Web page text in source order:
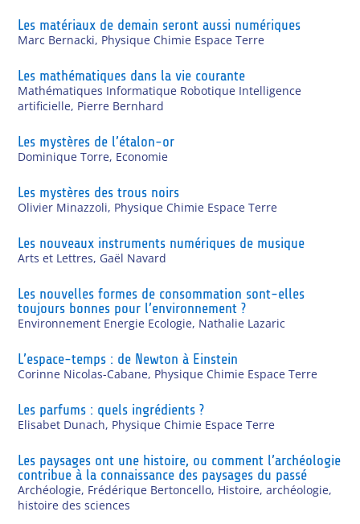
Les matériaux de demain seront aussi numériques
Marc Bernacki, Physique Chimie Espace Terre
Les mathématiques dans la vie courante
Mathématiques Informatique Robotique Intelligence
artificielle, Pierre Bernhard
Les mystères de l’étalon-or
Dominique Torre, Economie
Les mystères des trous noirs
Olivier Minazzoli, Physique Chimie Espace Terre
Les nouveaux instruments numériques de musique
Arts et Lettres, Gaël Navard
Les nouvelles formes de consommation sont-elles
toujours bonnes pour l’environnement ?
Environnement Energie Ecologie, Nathalie Lazaric
L’espace-temps : de Newton à Einstein
Corinne Nicolas-Cabane, Physique Chimie Espace Terre
Les parfums : quels ingrédients ?
Elisabet Dunach, Physique Chimie Espace Terre
Les paysages ont une histoire, ou comment l’archéologie
contribue à la connaissance des paysages du passé
Archéologie, Frédérique Bertoncello, Histoire, archéologie,
histoire des sciences